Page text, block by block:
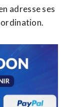
adresse ses